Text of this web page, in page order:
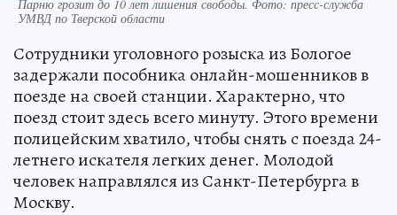
Парню грозит до 10 лет лишения свободы. Фото: пресс-служба
УМВД по Тверской области
Сотрудники уголовного розыска из Бологое
задержали пособника онлайн-мошенников в
поезде на своей станции. Характерно, что
поезд стоит здесь всего минуту. Этого времени
полицейским хватило, чтобы снять с поезда 24-
летнего искателя легких денег. Молодой
человек направлялся из Санкт-Петербурга в
Москву.